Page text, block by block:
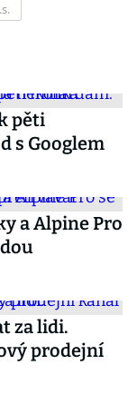
pěti
s Googlem
a Alpine Pro
za lidi.
prodejní